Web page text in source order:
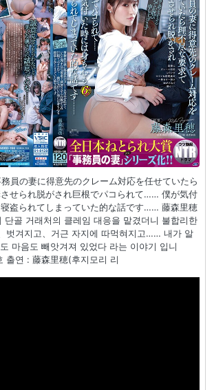
員の妻に得意先のクレーム対応を任せていたら
せられ脱がされ巨根でパコられて…… 僕が気付
盗られてしまっていた的な話です…… 藤森里穂
단골 거래처의 클레임 대응을 맡겼더니 불합리한
벗겨지고、거근 자지에 따먹혀지고…… 내가 알
마음도 빼앗겨져 있었다 라는 이야기 입니
연 : 藤森里穂(후지모리 리